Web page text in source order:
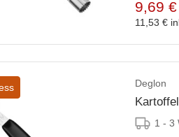
9,69 €
11,53 €
Deglon
1 - 3